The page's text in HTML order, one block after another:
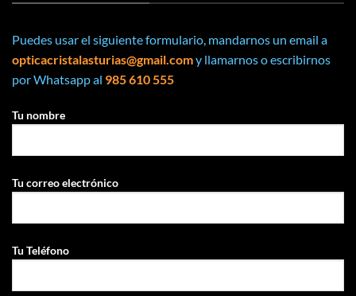
Puedes usar el siguiente formulario, mandarnos un email a
opticacristalasturias@gmail.comy llamarnos o escribirnos
por Whatsapp al 985 610 555
Tu nombre
Tu correo electrónico
Tu Teléfono